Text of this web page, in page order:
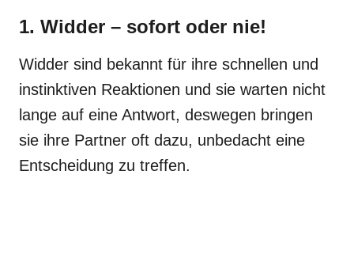
1. Widder – sofort oder nie!
Widder sind bekannt für ihre schnellen und
instinktiven Reaktionen und sie warten nicht
lange auf eine Antwort, deswegen bringen
sie ihre Partner oft dazu, unbedacht eine
Entscheidung zu treffen.